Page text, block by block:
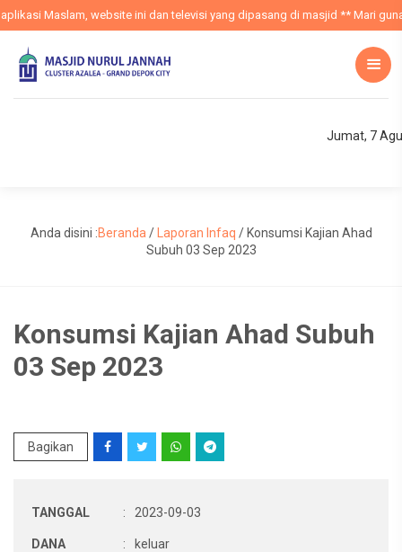
Maslam, website ini dan televisi yang dipasang di masjid ** Mari
Jumat, 7
Anda disini :Beranda / Laporan Infaq / Konsumsi Kajian Ahad
Subuh 03 Sep 2023
Konsumsi Kajian Ahad Subuh
03 Sep 2023
Bagikan
TANGGAL : 2023-09-03
DANA : keluar